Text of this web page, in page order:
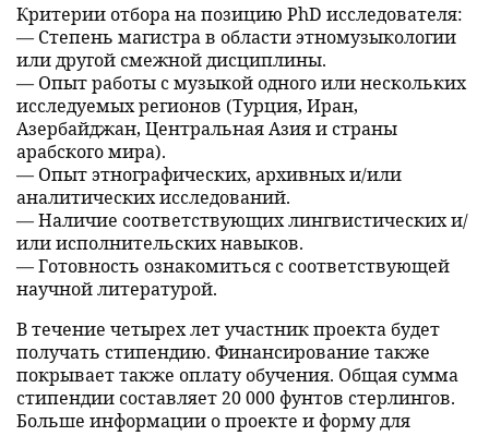
Критерии отбора на позицию PhD исследователя:
— Степень магистра в области этномузыкологии
или другой смежной дисциплины.
— Опыт работы с музыкой одного или нескольких
исследуемых регионов (Турция, Иран,
Азербайджан, Центральная Азия и страны
арабского мира).
— Опыт этнографических, архивных и/или
аналитических исследований.
— Наличие соответствующих лингвистических и/
или исполнительских навыков.
— Готовность ознакомиться с соответствующей
научной литературой.
В течение четырех лет участник проекта будет
получать стипендию. Финансирование также
покрывает также оплату обучения. Общая сумма
стипендии составляет 20 000 фунтов стерлингов.
Больше информации о проекте и форму для